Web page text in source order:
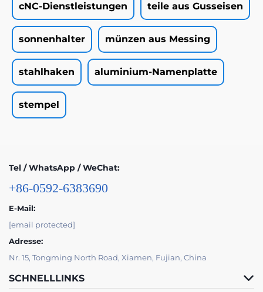
cNC-Dienstleistungen teile aus Gusseisen
sonnenhalter münzen aus Messing
stahlhaken aluminium-Namenplatte
stempel
Tel / WhatsApp / WeChat:
+86-0592-6383690
E-Mail:
[email protected]
Adresse:
Nr. 15, Tongming North Road, Xiamen, Fujian, China
SCHNELLLINKS